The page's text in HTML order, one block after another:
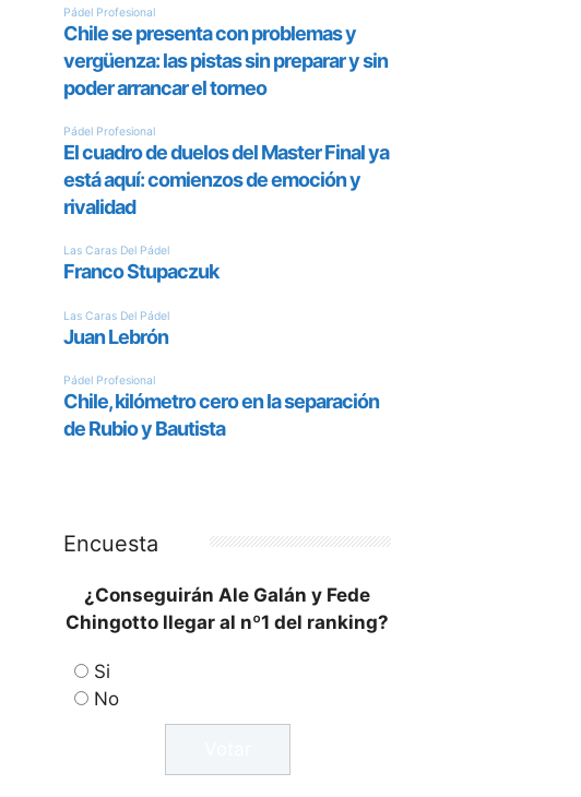
Encuesta
¿Conseguirán Ale Galán y Fede
Chingotto llegar al nº1 del ranking?
Si
No